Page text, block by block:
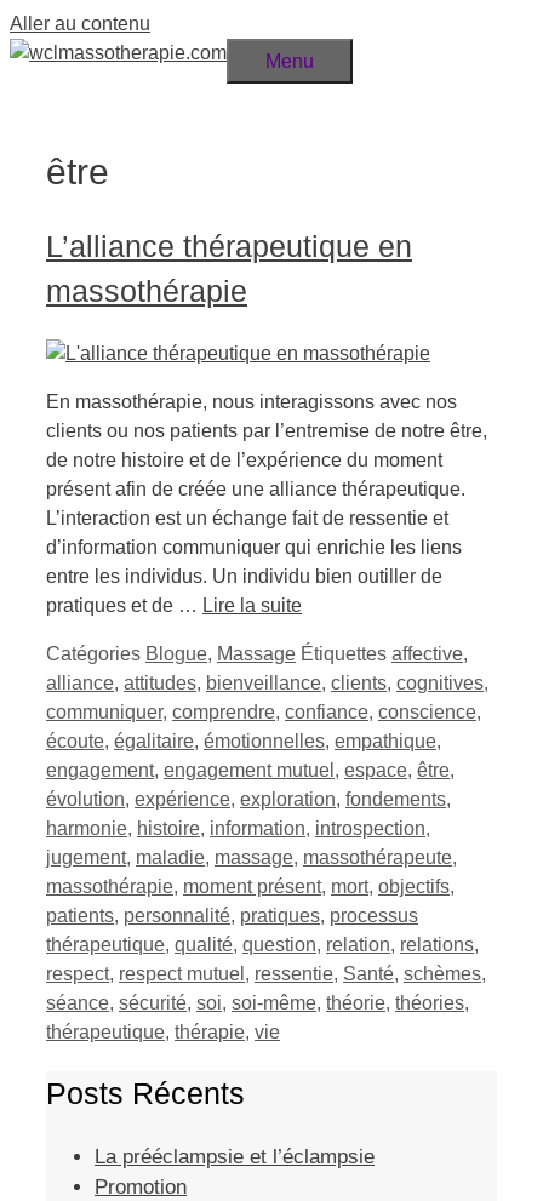
Aller au contenu
Menu
être
L’alliance thérapeutique en
massothérapie
En massothérapie, nous interagissons avec nos
clients ou nos patients par l’entremise de notre être,
de notre histoire et de l’expérience du moment
présent afin de créée une alliance thérapeutique.
L’interaction est un échange fait de ressentie et
d’information communiquer qui enrichie les liens
entre les individus. Un individu bien outiller de
pratiques et de … Lire la suite
Catégories Blogue, Massage Étiquettes affective,
alliance, attitudes, bienveillance, clients, cognitives,
communiquer, comprendre, confiance, conscience,
écoute, égalitaire, émotionnelles, empathique,
engagement, engagement mutuel , espace, être,
évolution, expérience, exploration, fondements,
harmonie, histoire, information, introspection,
jugement, maladie, massage, massothérapeute,
massothérapie, moment présent, mort, objectifs,
patients, personnalité, pratiques, processus
thérapeutique, qualité, question, relation, relations,
respect, respect mutuel , ressentie, Santé, schèmes,
séance, sécurité, soi, soi-même, théorie, théories,
thérapeutique, thérapie, vie
Posts Récents
La prééclampsie et l’éclampsie
Promotion